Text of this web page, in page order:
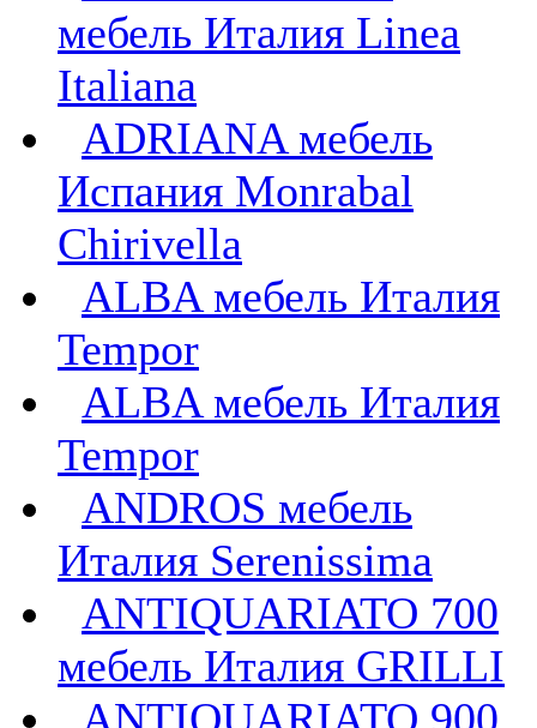
мебель Италия Linea
Italiana
ADRIANA мебель
Испания Monrabal
Chirivella
ALBA мебель Италия
Tempor
ALBA мебель Италия
Tempor
ANDROS мебель
Италия Serenissima
ANTIQUARIATO 700
мебель Италия GRILLI